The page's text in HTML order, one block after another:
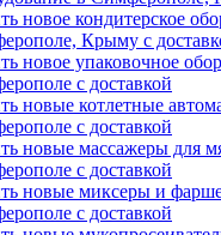
новое кондитерское
Крыму с
новое упаковочное
с доставкой
новые котлетные
с доставкой
новые массажеры для
с доставкой
новые миксеры и
с доставкой